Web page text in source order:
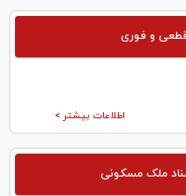
و فوری
اطلاعات بیشتر >
ملک مسکونی